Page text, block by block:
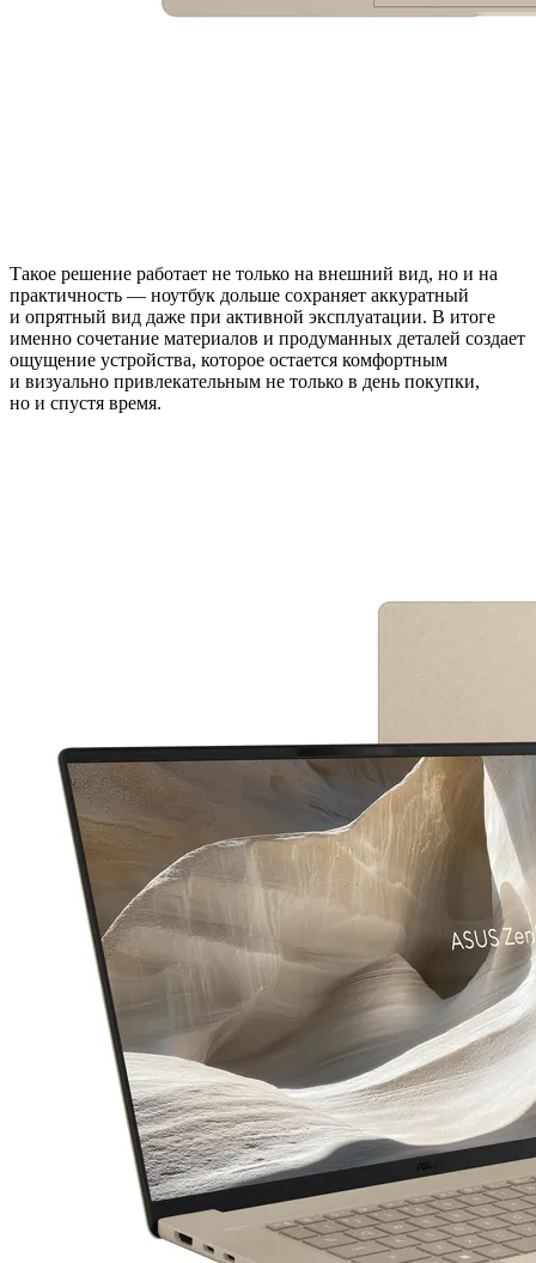
Такое решение работает не только на внешний вид, но и на
практичность — ноутбук дольше сохраняет аккуратный
и опрятный вид даже при активной эксплуатации. В итоге
именно сочетание материалов и продуманных деталей создает
ощущение устройства, которое остается комфортным
и визуально привлекательным не только в день покупки,
но и спустя время.